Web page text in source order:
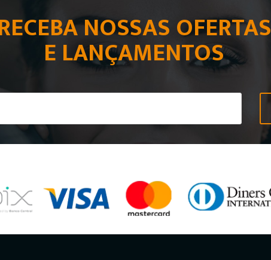
NOSSAS OFERTAS
E LANÇAMENTOS